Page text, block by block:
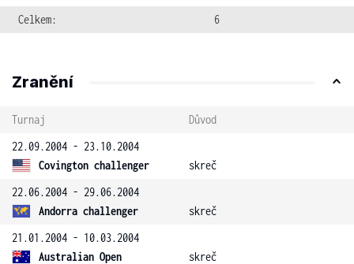
Celkem:
6
Zranění
Turnaj
Důvod
22.09.2004 - 23.10.2004
Covington challenger
skreč
22.06.2004 - 29.06.2004
Andorra challenger
skreč
21.01.2004 - 10.03.2004
Australian Open
skreč